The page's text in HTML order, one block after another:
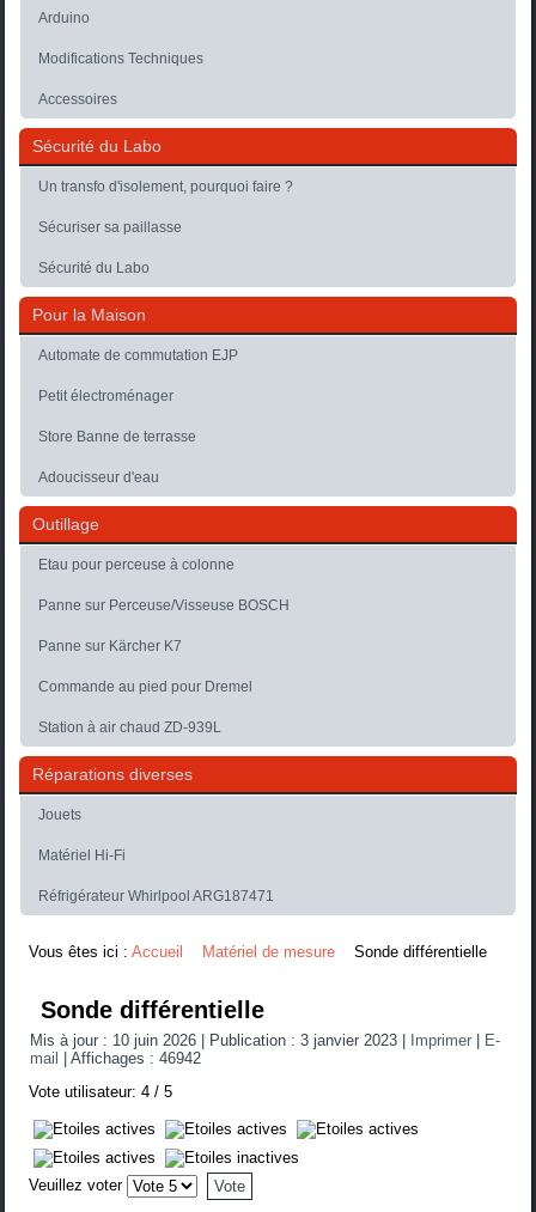
Arduino
Modifications Techniques
Accessoires
Sécurité du Labo
Un transfo d'isolement, pourquoi faire ?
Sécuriser sa paillasse
Sécurité du Labo
Pour la Maison
Automate de commutation EJP
Petit électroménager
Store Banne de terrasse
Adoucisseur d'eau
Outillage
Etau pour perceuse à colonne
Panne sur Perceuse/Visseuse BOSCH
Panne sur Kärcher K7
Commande au pied pour Dremel
Station à air chaud ZD-939L
Réparations diverses
Jouets
Matériel Hi-Fi
Réfrigérateur Whirlpool ARG187471
Vous êtes ici :Accueil Matériel de mesure Sonde différentielle
Sonde différentielle
Mis à jour : 10 juin 2026 Publication : 3 janvier 2023 Imprimer
E-
mail
|Affichages : 46942
Vote utilisateur:4 /5
Veuillez voter